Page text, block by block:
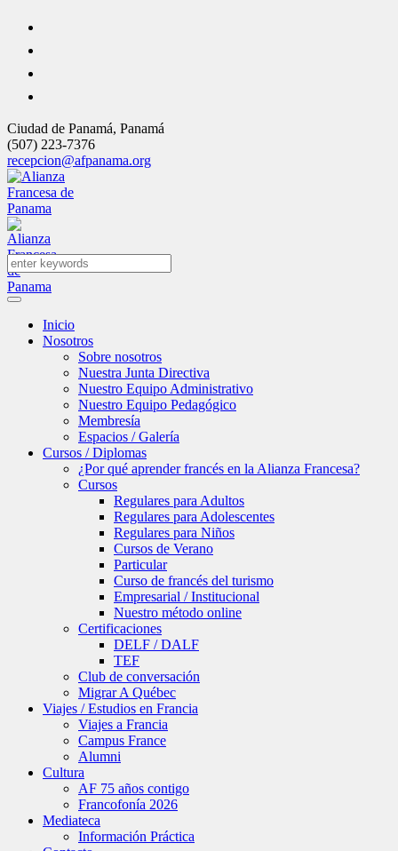
Ciudad de Panamá, Panamá
(507) 223-7376
recepcion@afpanama.org
Inicio
Nosotros
Sobre nosotros
Nuestra Junta Directiva
Nuestro Equipo Administrativo
Nuestro Equipo Pedagógico
Membresía
Espacios / Galería
Cursos / Diplomas
¿Por qué aprender francés en la Alianza Francesa?
Cursos
Regulares para Adultos
Regulares para Adolescentes
Regulares para Niños
Cursos de Verano
Particular
Curso de francés del turismo
Empresarial / Institucional
Nuestro método online
Certificaciones
DELF / DALF
TEF
Club de conversación
Migrar A Québec
Viajes / Estudios en Francia
Viajes a Francia
Campus France
Alumni
Cultura
AF 75 años contigo
Francofonía 2026
Mediateca
Información Práctica